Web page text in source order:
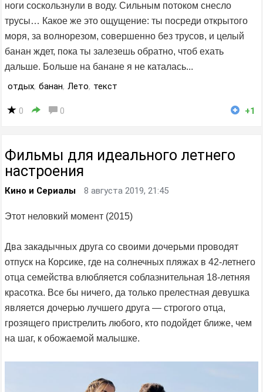
ноги соскользнули в воду. Сильным потоком снесло
трусы… Какое же это ощущение: ты посреди открытого
моря, за волнорезом, совершенно без трусов, и целый
банан ждет, пока ты залезешь обратно, чтоб ехать
дальше. Больше на банане я не каталась...
отдых, банан, Лето, текст
0 0 +1
Фильмы для идеального летнего
настроения
Кино и Сериалы 8 августа 2019, 21:45
Этот неловкий момент (2015)
Два закадычных друга со своими дочерьми проводят
отпуск на Корсике, где на солнечных пляжах в 42-летнего
отца семейства влюбляется соблазнительная 18-летняя
красотка. Все бы ничего, да только прелестная девушка
является дочерью лучшего друга — строгого отца,
грозящего пристрелить любого, кто подойдет ближе, чем
на шаг, к обожаемой малышке.